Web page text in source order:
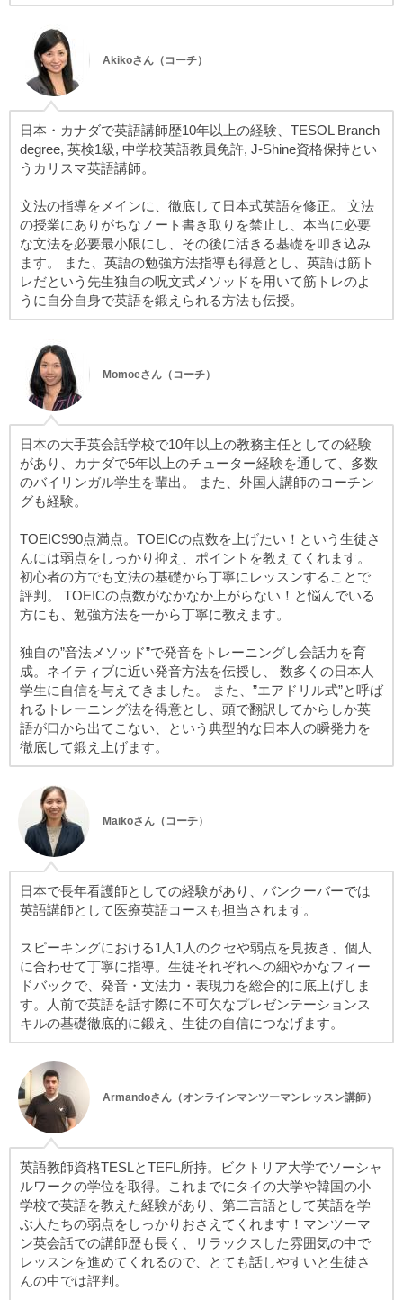
Akikoさん（コーチ）
日本・カナダで英語講師歴10年以上の経験、TESOL Branch
degree, 英検1級, 中学校英語教員免許, J-Shine資格保持とい
うカリスマ英語講師。
文法の指導をメインに、徹底して日本式英語を修正。 文法
の授業にありがちなノート書き取りを禁止し、本当に必要
な文法を必要最小限にし、その後に活きる基礎を叩き込み
ます。 また、英語の勉強方法指導も得意とし、英語は筋ト
レだという先生独自の呪文式メソッドを用いて筋トレのよ
うに自分自身で英語を鍛えられる方法も伝授。
Momoeさん（コーチ）
日本の大手英会話学校で10年以上の教務主任としての経験
があり、カナダで5年以上のチューター経験を通して、多数
のバイリンガル学生を輩出。 また、外国人講師のコーチン
グも経験。
TOEIC990点満点。TOEICの点数を上げたい！という生徒さ
んには弱点をしっかり抑え、ポイントを教えてくれます。
初心者の方でも文法の基礎から丁寧にレッスンすることで
評判。 TOEICの点数がなかなか上がらない！と悩んでいる
方にも、勉強方法を一から丁寧に教えます。
独自の”音法メソッド”で発音をトレーニングし会話力を育
成。ネイティブに近い発音方法を伝授し、 数多くの日本人
学生に自信を与えてきました。 また、”エアドリル式”と呼ば
れるトレーニング法を得意とし、頭で翻訳してからしか英
語が口から出てこない、という典型的な日本人の瞬発力を
徹底して鍛え上げます。
Maikoさん（コーチ）
日本で長年看護師としての経験があり、バンクーバーでは
英語講師として医療英語コースも担当されます。
スピーキングにおける1人1人のクセや弱点を見抜き、個人
に合わせて丁寧に指導。生徒それぞれへの細やかなフィー
ドバックで、発音・文法力・表現力を総合的に底上げしま
す。人前で英語を話す際に不可欠なプレゼンテーションス
キルの基礎徹底的に鍛え、生徒の自信につなげます。
Armandoさん（オンラインマンツーマンレッスン講師）
英語教師資格TESLとTEFL所持。ビクトリア大学でソーシャ
ルワークの学位を取得。これまでにタイの大学や韓国の小
学校で英語を教えた経験があり、第二言語として英語を学
ぶ人たちの弱点をしっかりおさえてくれます！マンツーマ
ン英会話での講師歴も長く、リラックスした雰囲気の中で
レッスンを進めてくれるので、とても話しやすいと生徒さ
んの中では評判。